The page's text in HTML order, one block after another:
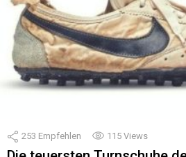
253 Empfehlen 115 Views